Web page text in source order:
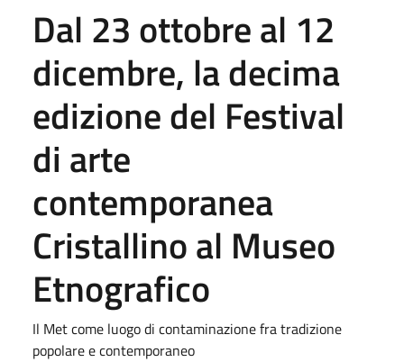
Dal 23 ottobre al 12
dicembre, la decima
edizione del Festival
di arte
contemporanea
Cristallino al Museo
Etnografico
Il Met come luogo di contaminazione fra tradizione
popolare e contemporaneo